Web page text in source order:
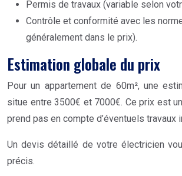
Permis de travaux (variable selon
Contrôle et conformité avec les
généralement dans le prix).
Estimation globale du prix
Pour un appartement de 60m², une
situe entre 3500€ et 7000€. Ce prix est
prend pas en compte d’éventuels travaux
Un devis détaillé de votre électricien
précis.